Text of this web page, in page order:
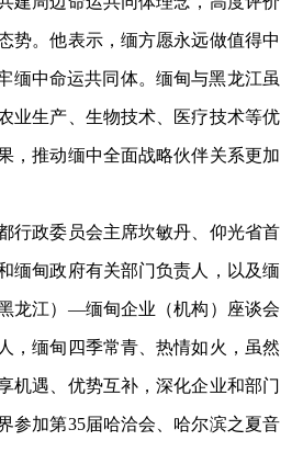
势。他表示，缅方愿永远做值得中
缅中命运共同体。缅甸与黑龙江虽
业生产、生物技术、医疗技术等优
，推动缅中全面战略伙伴关系更加
行政委员会主席坎敏丹、仰光省首
缅甸政府有关部门负责人，以及缅
龙江）—缅甸企业（机构）座谈会
，缅甸四季常青、热情如火，虽然
机遇、优势互补，深化企业和部门
参加第35届哈洽会、哈尔滨之夏音